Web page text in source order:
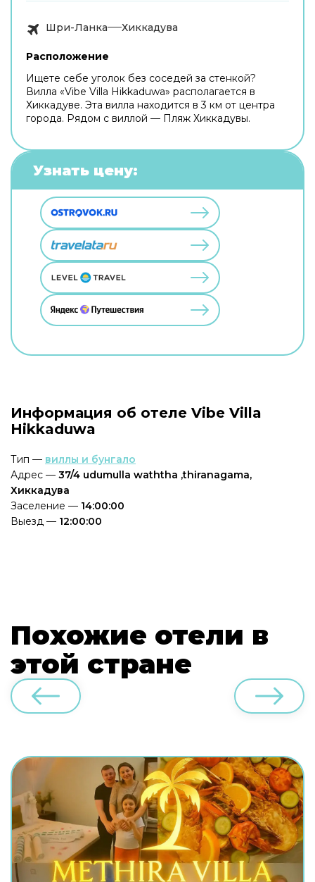
Шри-Ланка Хиккадува
Расположение
Ищете себе уголок без соседей за стенкой?
Вилла «Vibe Villa Hikkaduwa» располагается в
Хиккадуве. Эта вилла находится в 3 км от центра
города. Рядом с виллой — Пляж Хиккадувы.
Узнать цену:
Информация об отеле Vibe Villa
Hikkaduwa
Тип — виллы и бунгало
Адрес — 37/4 udumulla waththa ,thiranagama,
Хиккадува
Заселение — 14:00:00
Выезд — 12:00:00
Похожие отели в
этой стране